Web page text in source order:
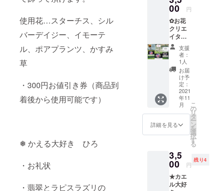
使用花…スターチス、シル
バーデイジー、イモーテ
ル、ポアプランツ、かすみ
草
・300円お値引き券（商品到
着後から使用可能です）
❅ かえる大好き ひろ
・お礼状
・翡翠とラピスラズリの
catcher
すけの
オリジ
ナル作
品です
原型か
ら型取
り成型
まで全
てオリ
ジナル
です
happy
catcher
とオル
つでも
どこで
ワース
トーン
可能) 有
効期
間：商
品到着
後～
2022年
11月末
日まで
（ご利
用可能
回数は1
回で
す） 消
費税:込
み 配送
料金:込
ポスト
（日本
配送予
定日:11
00 円
✿お花
クリエ
イター
ありみ
ん✿
❁①フ
ラワー
グラ
ス…ガ
ラスの
お皿に
お花を
飾り付
けまし
た。
関のイ
ンテリ
アとし
て… 口
径:約
支援
者：
1人
お届
け予
定：
2021
年11
月
詳細を見る
こ
の
リ
タ
ー
ン
を
選
択
す
る
3,5
00 円
残り4
★カエ
ル大好